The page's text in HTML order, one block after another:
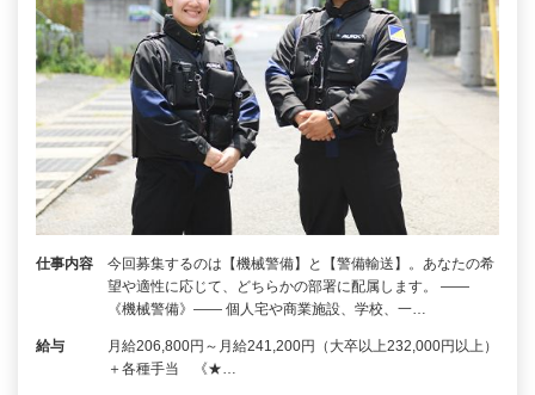
仕事内容
今回募集するのは【機械警備】と【警備輸送】。あなたの希
望や適性に応じて、どちらかの部署に配属します。 ――
《機械警備》―― 個人宅や商業施設、学校、一…
給与
月給206,800円～月給241,200円（大卒以上232,000円以上）
＋各種手当 《★…